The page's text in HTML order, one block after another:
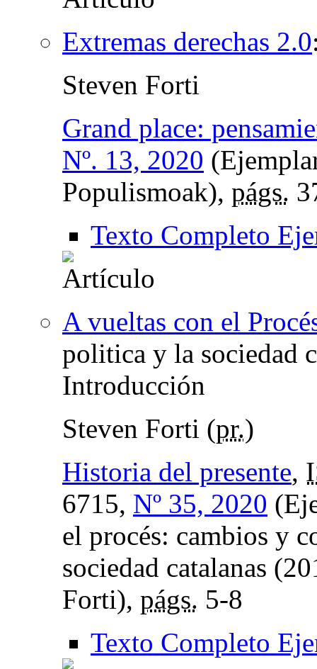
Extremas derechas 2.0
Steven Forti
Grand place:
Nº. 13, 2020
Populismoak), págs.
Texto Completo
A vueltas con el
politica y la sociedad
Introducción
Steven Forti (pr.)
Historia del presente,
6715, Nº 35, 2020
el procés: cambios y
sociedad catalanas
Forti), págs. 5-8
Texto Completo